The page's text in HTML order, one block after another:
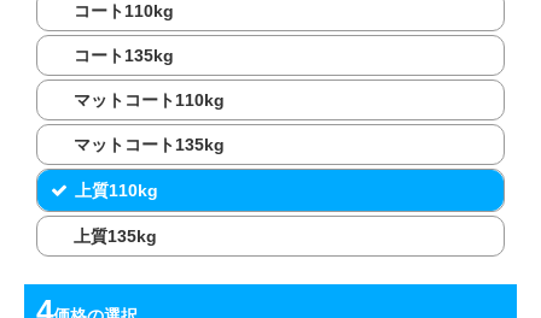
コート110kg
コート135kg
マットコート110kg
マットコート135kg
上質110kg
上質135kg